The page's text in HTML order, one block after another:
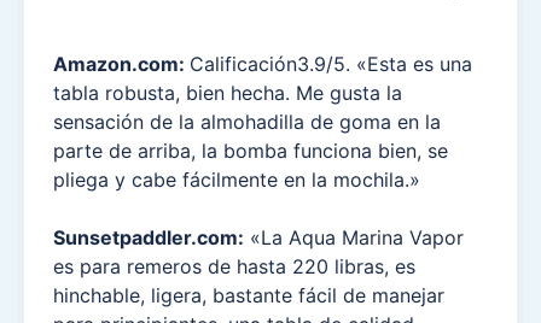
Amazon.com: Calificación3.9/5. «Esta es una
tabla robusta, bien hecha. Me gusta la
sensación de la almohadilla de goma en la
parte de arriba, la bomba funciona bien, se
pliega y cabe fácilmente en la mochila.»
Sunsetpaddler.com: «La Aqua Marina Vapor
es para remeros de hasta 220 libras, es
hinchable, ligera, bastante fácil de manejar